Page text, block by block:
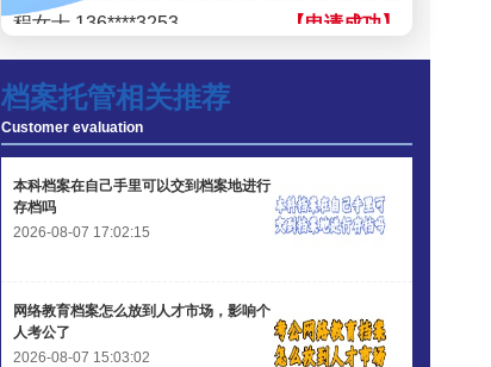
程女士 136****3253 【申请成功】
王小姐 185****2848 【申请成功】
陈先生 189****1098
李先生 135****3338 【申请成功】
程女士 134****3518 【申请成功】
陈先生 158****3306
李先生 137****1923 【申请成功】
档案托管相关推荐
Customer evaluation
本科档案在自己手里可以交到档案地进行
存档吗
2026-08-07 17:02:15
网络教育档案怎么放到人才市场，影响个
人考公了
2026-08-07 15:03:02